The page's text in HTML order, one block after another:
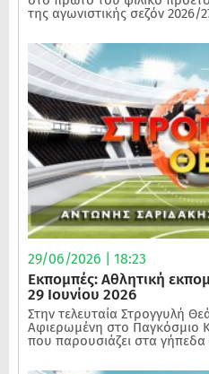
της αγωνιστικής σεζόν 2026/
29/06/2026 | 18:23
Εκπομπές: Αθλητική
29 Ιουνίου 2026
Στην τελευταία Στρογγυλή
Αφιερωμένη στο Παγκόσμιο
που παρουσιάζει στα